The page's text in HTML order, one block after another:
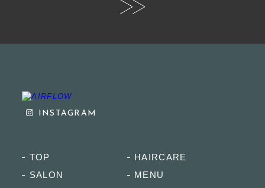
INSTAGRAM
TOP
HAIRCARE
SALON
MENU